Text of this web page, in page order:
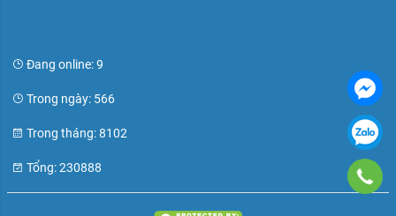
Đang online: 9
Trong ngày: 566
Trong tháng: 8102
Tổng: 230888